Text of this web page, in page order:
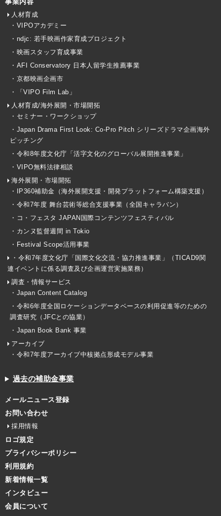
事業内容
人材育成
・VIPOアカデミー
・ndjc: 若手映画作家育成プロジェクト
・映画スタッフ育成事業
・AFI Conservatory 日本人留学生推薦事業
・京都映画企画市
・「VIPO Film Lab」
人材育成/海外展開・市場開拓
・セミナー・ワークショップ
・Japan Drama First Look: Co-Pro Pitch シリーズドラマ企画海外
ピッチング
・令和8年度文化庁「活字文化のグローバル展開推進事業」
・VIPO無料法律相談
海外展開・市場開拓
・IP360補助金（海外展開支援・開発プラットフォーム構築支援）
・令和7年度 舞台芸術等総合支援事業（全国キャラバン）
・コ・フェスタ JAPAN国際コンテンツフェスティバル
・カンヌ監督週間 in Tokio
・Festival Scope活用事業
・令和7年度文化庁「国際文化交流・協力推進事業」（TICAD9関
連イベントに係る調査及び企画運営実施業務）
調査・情報サービス
・Japan Content Catalog
・令和6年度全国ロケーションデータベースの利用促進等のための
調査研究（JFCとの協業）
・Japan Book Bank 事業
アーカイブ
・令和7年度アーカイブ中核拠点形成モデル事業
過去の補助金事業
メールニュース登録
お問い合わせ
採用情報
ロゴ規定
プライバシーポリシー
利用規約
新着情報一覧
インタビュー
会員について